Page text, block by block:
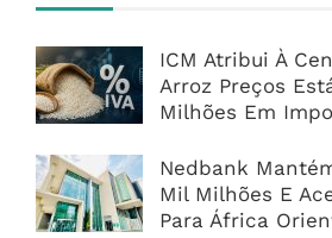
ICM Atribui À
Arroz Preços
Milhões Em
Nedbank
Mil Milhões E
Para África